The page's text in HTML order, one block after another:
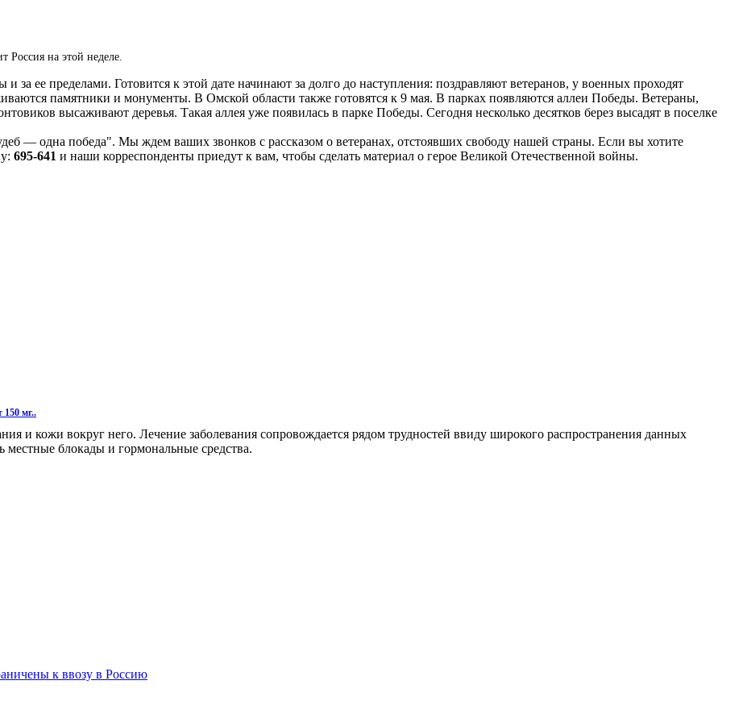
на этой неделе.
за ее пределами. Готовится к этой дате начинают за долго до наступления: поздравляют ветеранов, у военных проходят
памятники и монументы. В Омской области также готовятся к 9 мая. В парках появляются аллеи Победы. Ветераны,
высаживают деревья. Такая аллея уже появилась в парке Победы. Сегодня несколько десятков берез высадят в поселке
— одна победа". Мы ждем ваших звонков с рассказом о ветеранах, отстоявших свободу нашей страны. Если вы хотите
695-641 и наши корреспонденты приедут к вам, чтобы сделать материал о герое Великой Отечественной войны.
150 мг..
и кожи вокруг него. Лечение заболевания сопровождается рядом трудностей ввиду широкого распространения данных
блокады и гормональные средства.
к ввозу в Россию